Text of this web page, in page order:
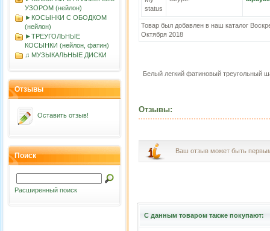
УЗОРОМ (нейлон)
►КОСЫНКИ С ОБОДКОМ
(нейлон)
►ТРЕУГОЛЬНЫЕ
КОСЫНКИ (нейлон, фатин)
♫ МУЗЫКАЛЬНЫЕ ДИСКИ
Отзывы
Оставить отзыв!
Поиск
Расширенный поиск
Товар был добавлен в наш каталог
Октября 2018
Белый легкий фатиновый
Отзывы:
Ваш отзыв может быть
С данным товаром также покупают: